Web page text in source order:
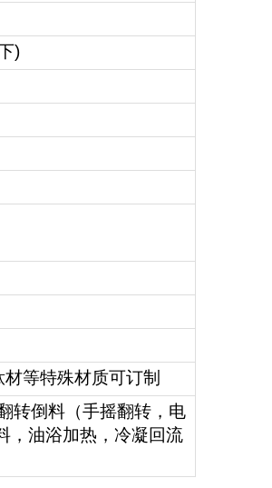
)
等特殊材质可订制
转倒料（手摇翻转，电
，油浴加热，冷凝回流